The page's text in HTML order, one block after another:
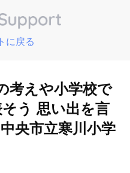
に戻る
考えや小学校で
う 思い出を言
央市立寒川小学